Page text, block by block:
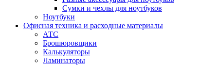
Сумки и чехлы для ноутбуков
Ноутбуки
Офисная техника и расходные материалы
АТС
Брошюровщики
Калькуляторы
Ламинаторы